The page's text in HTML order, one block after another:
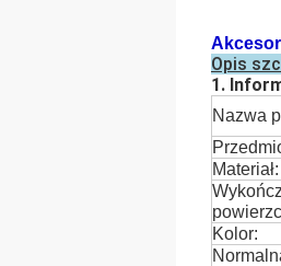
Opis
1.
Nazwa
Materiał:
Kolor: